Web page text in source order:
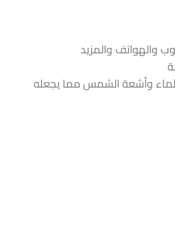
والهواتف والمزيد
وأشعة الشمس مما يجعله